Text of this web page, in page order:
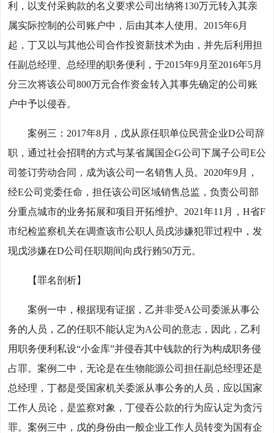
利，以支付采购款的名义要求公司出纳将130万元转入其亲
属实际控制的公司账户中，后由其本人使用。2015年6月
起，丁又以与其他公司合作投资新技术为由，并先后利用担
任副总经理、总经理的职务便利，于2015年9月至2016年5月
分三次将该公司800万元合作资金转入其事先确定的公司账
户中予以侵吞。
案例三：2017年8月，戊从原任职单位民营企业D公司辞
职，通过社会招聘的方式与某省属国企G公司下属子公司E公
司签订劳动合同，成为该公司一名销售人员。2020年9月，
经E公司党委任命，担任该公司区域销售总监，负责公司部
分重点城市的业务拓展和项目开拓维护。2021年11月，H省F
市纪检监察机关在调查该市公职人员戌涉嫌犯罪过程中，发
现戊涉嫌在D公司任职期间向戌行贿50万元。
【罪名剖析】
案例一中，根据现有证据，乙并非受A公司委派从事公
务的人员，乙的任职不能认定为A公司的意志，因此，乙利
用职务便利私设“小金库”并侵吞其中钱款的行为构成职务侵
占罪。案例二中，无论是在生物能源公司担任副总经理还是
总经理，丁都是受国家机关委派从事公务的人员，应以国家
工作人员论，是监察对象，丁侵吞公款的行为应认定为贪污
罪。案例三中，戊的身份由一般企业工作人员转变为国有企